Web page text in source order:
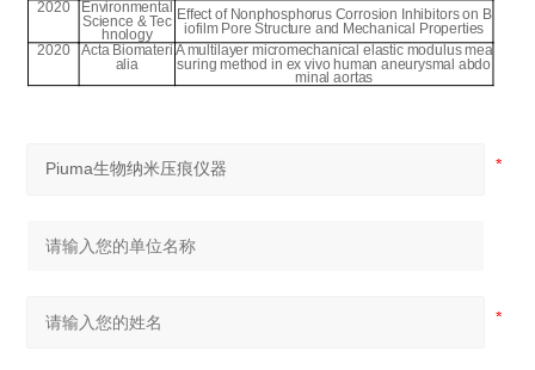
2020
Environmental
Science & Tec
hnology
Effect of Nonphosphorus Corrosion Inhibitors on B
iofilm Pore Structure and Mechanical Properties
2020
Acta Biomateri
alia
A multilayer micromechanical elastic modulus mea
suring method in ex vivo human aneurysmal abdo
minal aortas